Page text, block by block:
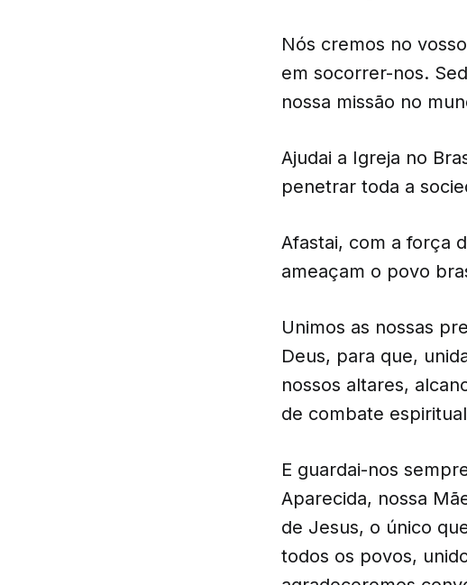
Nós cremos no
em socorrer-nos.
nossa missão no
Ajudai a Igreja no
penetrar toda a
Afastai, com a força
ameaçam o povo
Unimos as nossas
Deus, para que,
nossos altares,
de combate
E guardai-nos
Aparecida, nossa
de Jesus, o único
todos os povos,